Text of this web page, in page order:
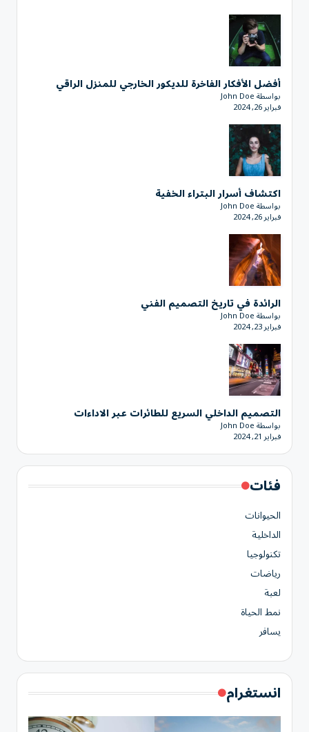
أفضل الأفكار الفاخرة للديكور الخارجي للمنزل الراقي
بواسطة John Doe
فبراير 26, 2024
اكتشاف أسرار البتراء الخفية
بواسطة John Doe
فبراير 26, 2024
الرائدة في تاريخ التصميم الفني
بواسطة John Doe
فبراير 23, 2024
التصميم الداخلي السريع للطائرات عبر الاداءات
بواسطة John Doe
فبراير 21, 2024
فئات
الحيوانات
الداخلية
تكنولوجيا
رياضات
لعبة
نمط الحياة
يسافر
انستغرام